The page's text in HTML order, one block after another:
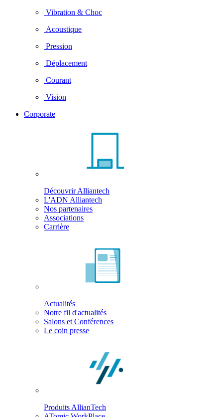
Vibration & Choc
Acoustique
Pression
Déplacement
Courant
Vision
Corporate
Découvrir Alliantech
L'ADN Alliantech
Nos partenaires
Associations
Carrière
Actualités
Notre fil d'actualités
Salons et Conférences
Le coin presse
Produits AllianTech